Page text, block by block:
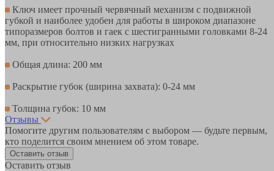
Ключ имеет прочный червячный механизм с подвижной
губкой и наиболее удобен для работы в широком диапазоне
типоразмеров болтов и гаек с шестигранными головками 8-24
мм, при относительно низких нагрузках
Общая длина: 200 мм
Раскрытие губок (ширина захвата): 0-24 мм
Толщина губок: 10 мм
Отзывы
Помогите другим пользователям с выбором — будьте первым,
кто поделится своим мнением об этом товаре.
Оставить отзыв
Оставить отзыв